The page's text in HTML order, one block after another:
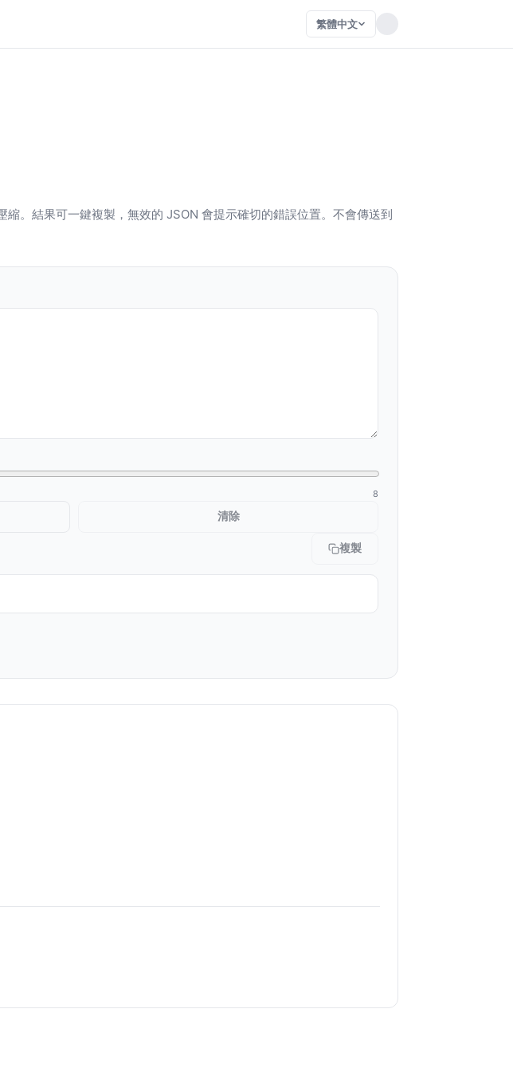
繁體中文
。結果可一鍵複製，無效的 JSON 會提示確切的錯誤位置。不會傳送到
8
清除
複製